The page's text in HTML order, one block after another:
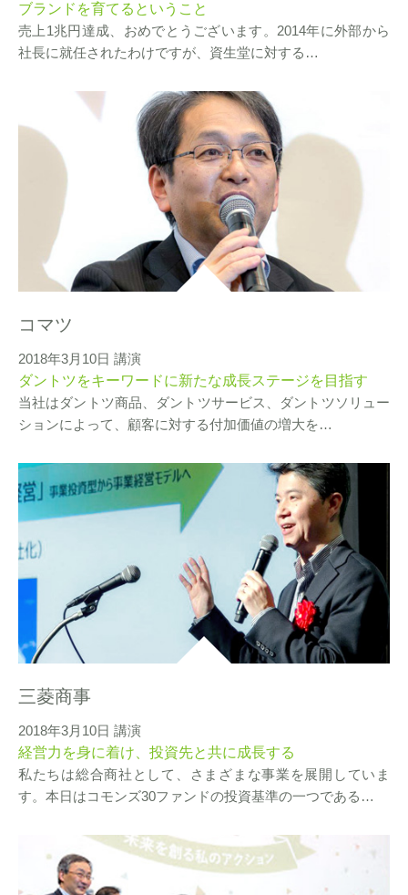
ブランドを育てるということ
売上1兆円達成、おめでとうございます。2014年に外部から
社長に就任されたわけですが、資生堂に対する…
コマツ
2018年3月10日 講演
ダントツをキーワードに新たな成長ステージを目指す
当社はダントツ商品、ダントツサービス、ダントツソリュー
ションによって、顧客に対する付加価値の増大を…
三菱商事
2018年3月10日 講演
経営力を身に着け、投資先と共に成長する
私たちは総合商社として、さまざまな事業を展開していま
す。本日はコモンズ30ファンドの投資基準の一つである…